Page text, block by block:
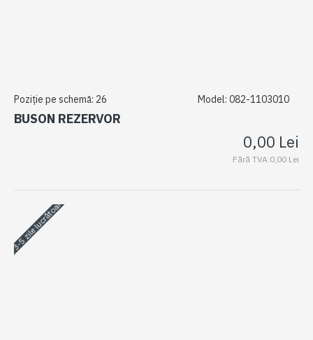
Poziție pe schemă: 26 Model: 082-1103010
BUSON REZERVOR
0,00 Lei
Fără TVA:0,00 Lei
3-5 zile lucrătoare